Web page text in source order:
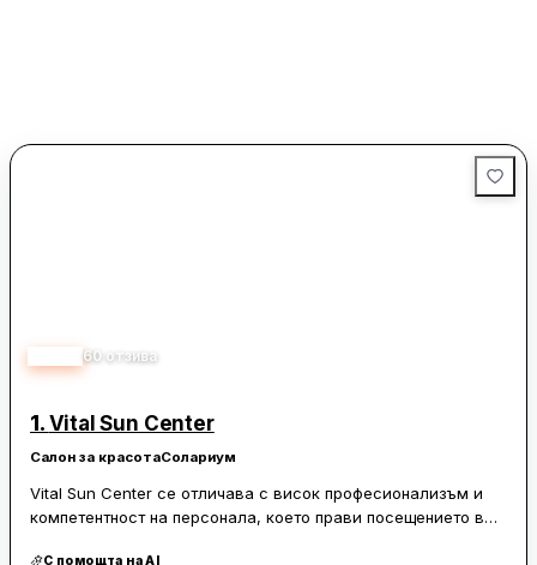
60 отзива
1. Vital Sun Center
Салон за красотаСолариум
Vital Sun Center се отличава с висок професионализъм и
компетентност на персонала, което прави посещението в
С помощта на AI